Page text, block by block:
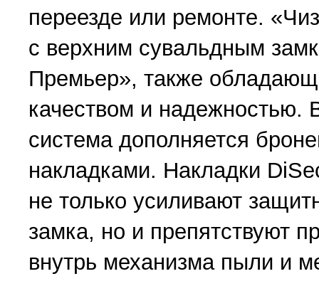
переезде или ремонте.
с верхним сувальдным
Премьер», также
качеством и надежностью.
система дополняется
накладками. Накладки
не только усиливают
замка, но и препятствуют
внутрь механизма пыли и